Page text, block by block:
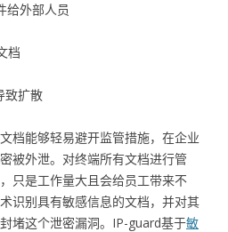
给外部人员
档
致扩散
档能够轻易避开监管措施，在企业
被外泄。对终端所有文档进行管
只是工作量大且会给员工带来不
识别具有敏感信息的文档，并对其
堵这个泄密漏洞。IP-guard基于敏